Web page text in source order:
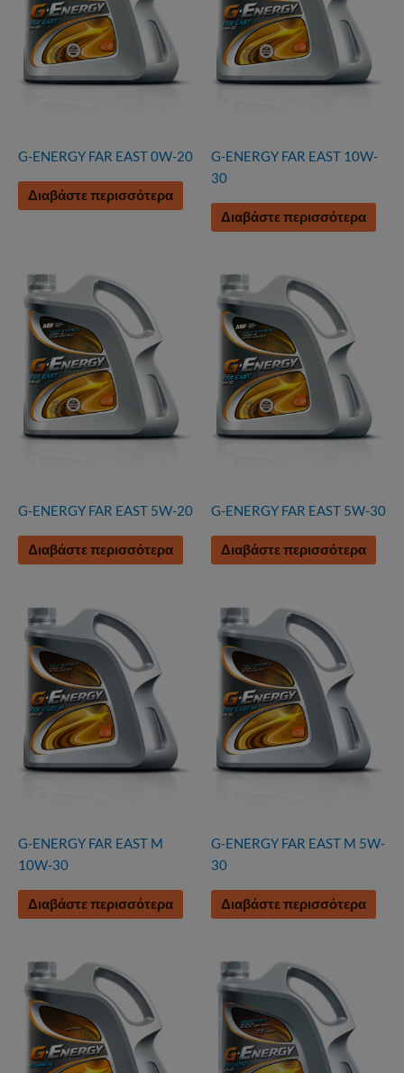
G-ENERGY FAR EAST 0W-20
Διαβάστε περισσότερα
G-ENERGY FAR EAST 10W-
30
Διαβάστε περισσότερα
G-ENERGY FAR EAST 5W-20
Διαβάστε περισσότερα
G-ENERGY FAR EAST 5W-30
Διαβάστε περισσότερα
G-ENERGY FAR EAST M
10W-30
Διαβάστε περισσότερα
G-ENERGY FAR EAST M 5W-
30
Διαβάστε περισσότερα